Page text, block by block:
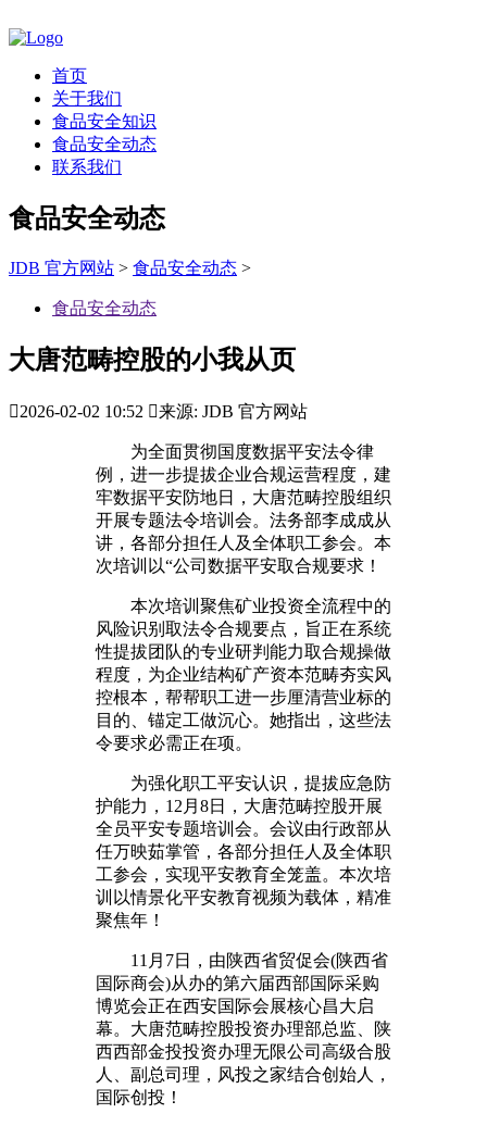
首页
关于我们
食品安全知识
食品安全动态
联系我们
食品安全动态
JDB 官方网站 > 食品安全动态 >
食品安全动态
大唐范畴控股的小我从页
2026-02-02 10:52 来源: JDB 官方网站
为全面贯彻国度数据平安法令律
例，进一步提拔企业合规运营程度，建
牢数据平安防地日，大唐范畴控股组织
开展专题法令培训会。法务部李成成从
讲，各部分担任人及全体职工参会。本
次培训以“公司数据平安取合规要求！
本次培训聚焦矿业投资全流程中的
风险识别取法令合规要点，旨正在系统
性提拔团队的专业研判能力取合规操做
程度，为企业结构矿产资本范畴夯实风
控根本，帮帮职工进一步厘清营业标的
目的、锚定工做沉心。她指出，这些法
令要求必需正在项。
为强化职工平安认识，提拔应急防
护能力，12月8日，大唐范畴控股开展
全员平安专题培训会。会议由行政部从
任万映茹掌管，各部分担任人及全体职
工参会，实现平安教育全笼盖。本次培
训以情景化平安教育视频为载体，精准
聚焦年！
11月7日，由陕西省贸促会(陕西省
国际商会)从办的第六届西部国际采购
博览会正在西安国际会展核心昌大启
幕。大唐范畴控股投资办理部总监、陕
西西部金投投资办理无限公司高级合股
人、副总司理，风投之家结合创始人，
国际创投！